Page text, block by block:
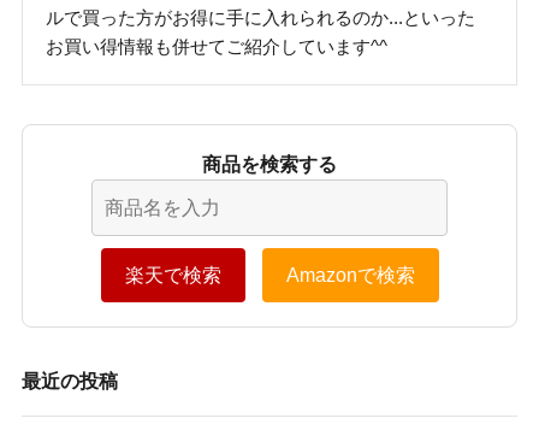
ルで買った方がお得に手に入れられるのか...といった
お買い得情報も併せてご紹介しています^^
商品を検索する
楽天で検索 Amazonで検索
最近の投稿